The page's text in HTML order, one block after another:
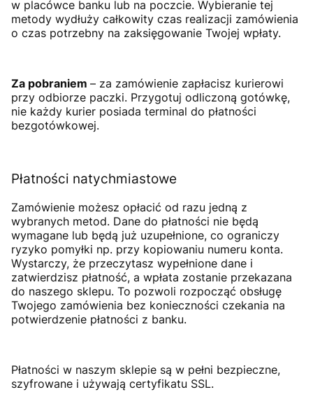
w placówce banku lub na poczcie. Wybieranie tej
metody wydłuży całkowity czas realizacji zamówienia
o czas potrzebny na zaksięgowanie Twojej wpłaty.
Za pobraniem – za zamówienie zapłacisz kurierowi
przy odbiorze paczki. Przygotuj odliczoną gotówkę,
nie każdy kurier posiada terminal do płatności
bezgotówkowej.
Płatności natychmiastowe
Zamówienie możesz opłacić od razu jedną z
wybranych metod. Dane do płatności nie będą
wymagane lub będą już uzupełnione, co ograniczy
ryzyko pomyłki np. przy kopiowaniu numeru konta.
Wystarczy, że przeczytasz wypełnione dane i
zatwierdzisz płatność, a wpłata zostanie przekazana
do naszego sklepu. To pozwoli rozpocząć obsługę
Twojego zamówienia bez konieczności czekania na
potwierdzenie płatności z banku.
Płatności w naszym sklepie są w pełni bezpieczne,
szyfrowane i używają certyfikatu SSL.